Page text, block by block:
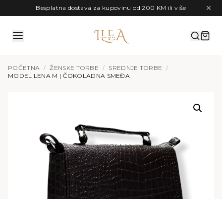
Preskoči na sadržajBesplatna dostava za kupovinu od 200 KM ili više
POČETNA / ŽENSKE TORBE / SREDNJE TORBE
/
MODEL LENA M | ČOKOLADNA SMEĐA